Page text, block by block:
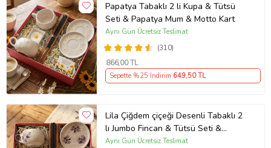
Papatya Tabaklı 2 li Kupa & Tütsü
Seti & Papatya Mum & Motto Kart
(310)
Aynı Gün Ücretsiz Teslimat
866,00 TL
Sepette %25 İndirim 649,50 TL
Lila Çiğdem çiçeği Desenli Tabaklı 2
lı Jumbo Fincan & Tütsü Seti &
Papatya Mum &
Aynı Gün Ücretsiz Teslimat